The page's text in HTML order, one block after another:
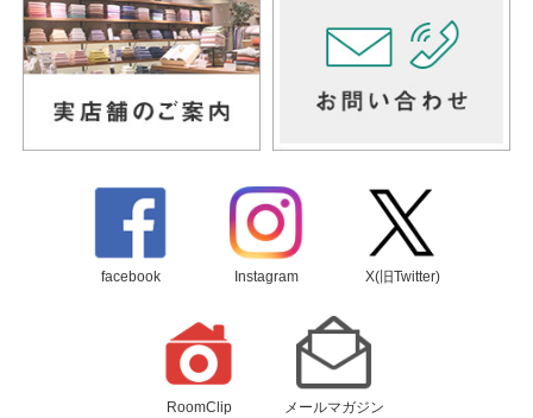
facebook Instagram X(旧Twitter)
RoomClip メールマガジン